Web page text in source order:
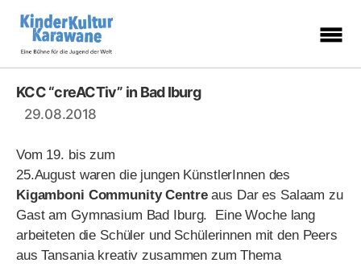
-
Bühne
die
Kategorien
KCC “creACTiv” in Bad Iburg
29.08.2018
Vom 19. bis zum
25.August waren die jungen KünstlerInnen des
Kigamboni Community Centreaus Dar es Salaam zu
Gast am Gymnasium Bad Iburg. Eine Woche lang
arbeiteten die Schüler und Schülerinnen mit den Peers
aus Tansania kreativ zusammen zum Thema